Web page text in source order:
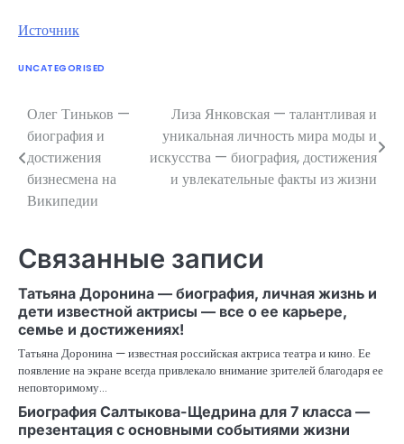
Источник
UNCATEGORISED
Навигация
по
записям
Олег Тиньков —
биография и
достижения
бизнесмена на
Википедии
Лиза Янковская — талантливая и
уникальная личность мира моды и
искусства — биография, достижения
и увлекательные факты из жизни
Связанные записи
Татьяна Доронина — биография, личная жизнь и
дети известной актрисы — все о ее карьере,
семье и достижениях!
Татьяна Доронина — известная российская актриса театра и кино. Ее
появление на экране всегда привлекало внимание зрителей благодаря ее
неповторимому…
Биография Салтыкова-Щедрина для 7 класса —
презентация с основными событиями жизни